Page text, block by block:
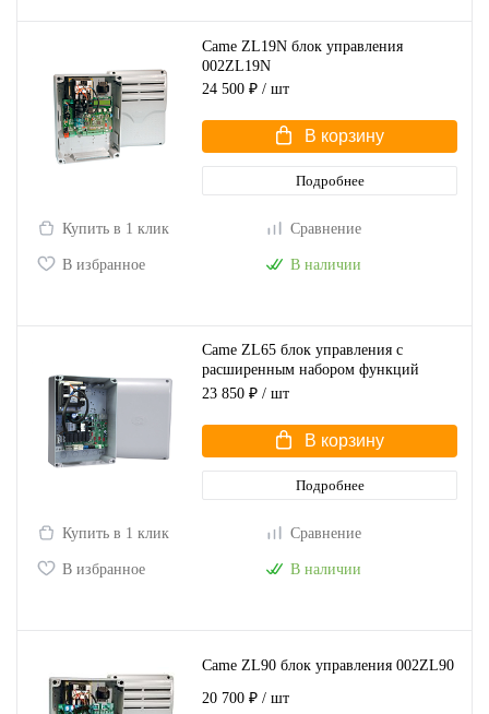
Came ZL19N блок управления
002ZL19N
24 500 ₽ / шт
В корзину
Подробнее
Купить в 1 клик Сравнение
В избранное В наличии
Came ZL65 блок управления с
расширенным набором функций
(002ZL65)
23 850 ₽ / шт
В корзину
Подробнее
Купить в 1 клик Сравнение
В избранное В наличии
Came ZL90 блок управления 002ZL90
20 700 ₽ / шт